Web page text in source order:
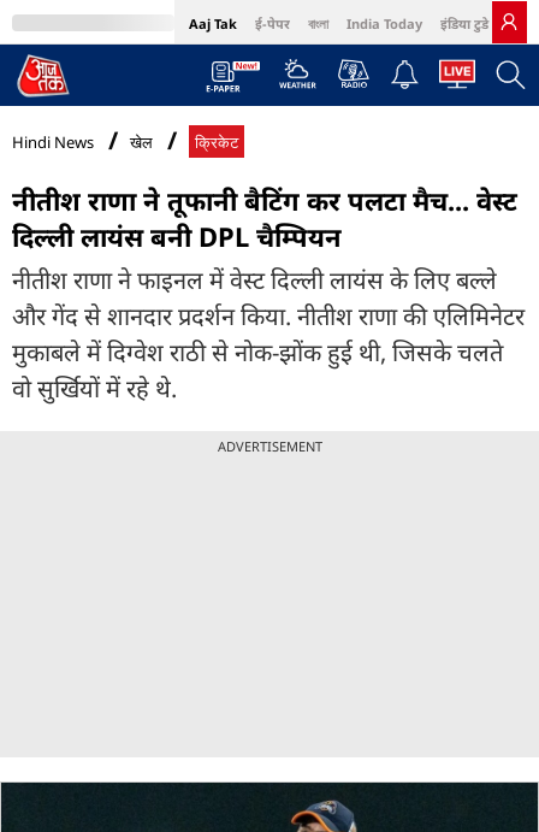
Aaj Tak ई-पेपर বাংলা India Today इंडिया टुडे हिंदी
MumbaiTak Cosmopolitan Harper's Bazaar Northeast
Hindi News खेल क्रिकेट
नीतीश राणा ने तूफानी बैटिंग कर पलटा मैच... वेस्ट
दिल्ली लायंस बनी DPL चैम्पियन
नीतीश राणा ने फाइनल में वेस्ट दिल्ली लायंस के लिए बल्ले
और गेंद से शानदार प्रदर्शन किया. नीतीश राणा की एलिमिनेटर
मुकाबले में दिग्वेश राठी से नोक-झोंक हुई थी, जिसके चलते
वो सुर्खियों में रहे थे.
ADVERTISEMENT